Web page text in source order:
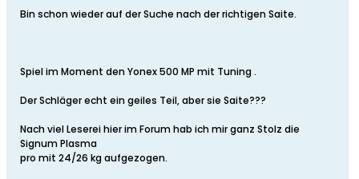
Bin schon wieder auf der Suche nach der richtigen Saite.
Spiel im Moment den Yonex 500 MP mit Tuning .
Der Schläger echt ein geiles Teil, aber sie Saite???
Nach viel Leserei hier im Forum hab ich mir ganz Stolz die
Signum Plasma
pro mit 24/26 kg aufgezogen.